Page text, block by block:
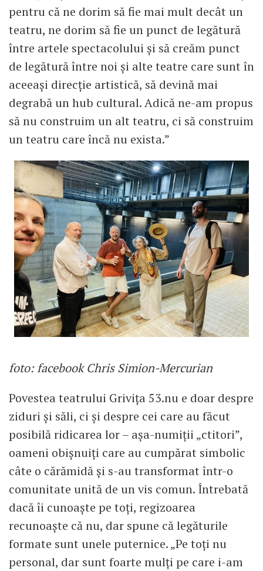
pentru că ne dorim să fie mai mult decât un
teatru, ne dorim să fie un punct de legătură
între artele spectacolului și să creăm punct
de legătură între noi și alte teatre care sunt în
aceeași direcție artistică, să devină mai
degrabă un hub cultural. Adică ne-am propus
să nu construim un alt teatru, ci să construim
un teatru care încă nu exista.”
foto: facebook Chris Simion-Mercurian
Povestea teatrului Grivița 53.nu e doar despre
ziduri și săli, ci și despre cei care au făcut
posibilă ridicarea lor – așa-numiții „ctitori”,
oameni obișnuiți care au cumpărat simbolic
câte o cărămidă și s-au transformat într-o
comunitate unită de un vis comun. Întrebată
dacă îi cunoaște pe toți, regizoarea
recunoaște că nu, dar spune că legăturile
formate sunt unele puternice. „Pe toți nu
personal, dar sunt foarte mulți pe care i-am